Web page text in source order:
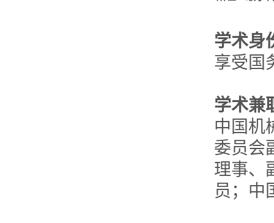
学术身
享受国
学术兼
中国机
委员会
理事、
员；中